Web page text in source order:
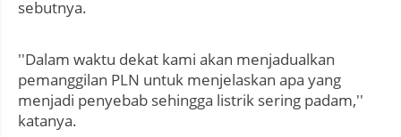
sebutnya.
''Dalam waktu dekat kami akan menjadualkan
pemanggilan PLN untuk menjelaskan apa yang
menjadi penyebab sehingga listrik sering padam,''
katanya.